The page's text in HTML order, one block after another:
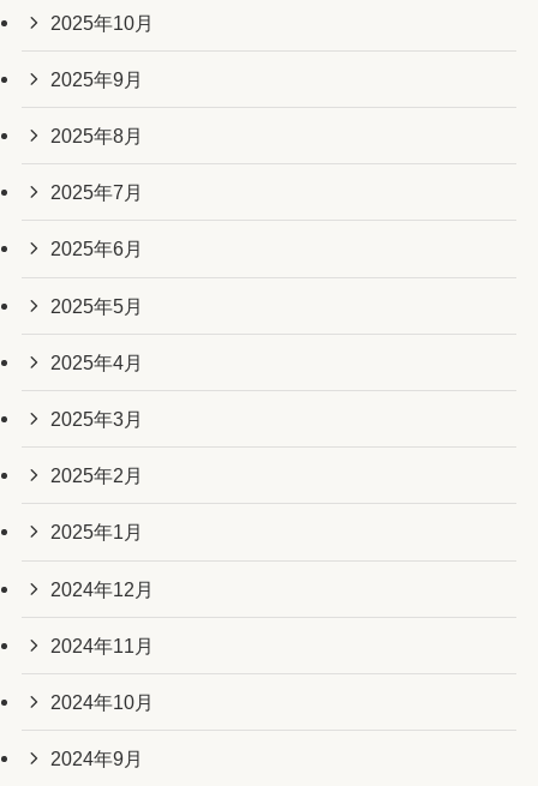
2025年10月
2025年9月
2025年8月
2025年7月
2025年6月
2025年5月
2025年4月
2025年3月
2025年2月
2025年1月
2024年12月
2024年11月
2024年10月
2024年9月